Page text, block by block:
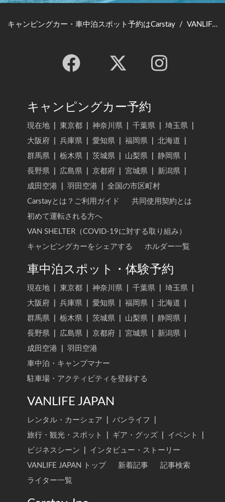
キャンピングカー・車中泊スポット予約はCarstay / VANLIFE JAPAN TOP
キャンピングカー予約
現在地 東京都 神奈川県 千葉県 埼玉県
大阪府
兵庫県 愛知県 福岡県 北海道
群馬県
栃木県 茨城県 山梨県 静岡県
長野県
広島県 京都府 宮城県 新潟県
成田空港
羽田空港
全国の市区町村
Carstayとは？ご利用ガイド
共同使用契約とは
初めて運転される方へ
VAN SHELTER（COVID-19に対する取り組み）
キャンピングカーをシェアする
ホルダー一覧
車中泊スポット・体験予約
現在地 東京都 神奈川県 千葉県 埼玉県
大阪府
兵庫県 愛知県 福岡県 北海道
群馬県
栃木県 茨城県 山梨県 静岡県
長野県
広島県 京都府 宮城県 新潟県
成田空港
羽田空港
車中泊・キャンプマナー
駐車場・アクティビティを登録する
VANLIFE JAPAN
レンタル・カーシェア バンライフ
旅行・観光・スポット
ギア・グッズ イベント
ビジネスシーン
インタビュー・ストーリー
VANLIFE JAPAN トップ
新着記事
記事検索
ライター一覧